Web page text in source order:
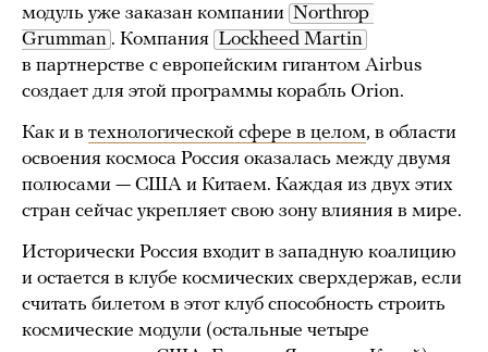
модуль уже заказан компании Northrop
Grumman . Компания Lockheed Martin
в партнерстве с европейским гигантом Airbus
создает для этой программы корабль Orion.
Как и в технологической сфере в целом, в области
освоения космоса Россия оказалась между двумя
полюсами — США и Китаем. Каждая из двух этих
стран сейчас укрепляет свою зону влияния в мире.
Исторически Россия входит в западную коалицию
и остается в клубе космических сверхдержав, если
считать билетом в этот клуб способность строить
космические модули (остальные четыре